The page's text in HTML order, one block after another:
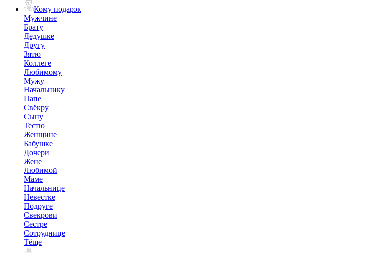
Кому подарок
Мужчине
Брату
Дедушке
Другу
Зятю
Коллеге
Любимому
Мужу
Начальнику
Папе
Свёкру
Сыну
Тестю
Женщине
Бабушке
Дочери
Жене
Любимой
Маме
Начальнице
Невестке
Подруге
Свекрови
Сестре
Сотруднице
Тёще